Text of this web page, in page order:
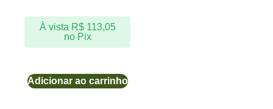
À vista R$113,05
no Pix
Adicionar ao carrinho